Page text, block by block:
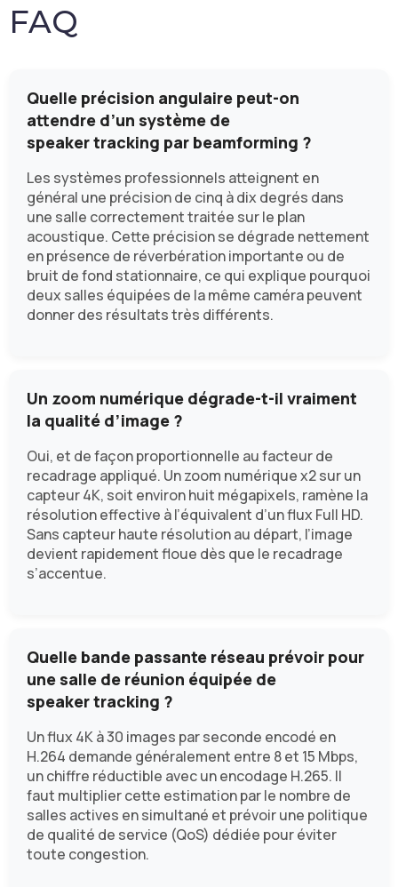
FAQ
Quelle précision angulaire peut-on
attendre d’un système de
speaker tracking par beamforming ?
Les systèmes professionnels atteignent en
général une précision de cinq à dix degrés dans
une salle correctement traitée sur le plan
acoustique. Cette précision se dégrade nettement
en présence de réverbération importante ou de
bruit de fond stationnaire, ce qui explique pourquoi
deux salles équipées de la même caméra peuvent
donner des résultats très différents.
Un zoom numérique dégrade-t-il vraiment
la qualité d’image ?
Oui, et de façon proportionnelle au facteur de
recadrage appliqué. Un zoom numérique x2 sur un
capteur 4K, soit environ huit mégapixels, ramène la
résolution effective à l’équivalent d’un flux Full HD.
Sans capteur haute résolution au départ, l’image
devient rapidement floue dès que le recadrage
s’accentue.
Quelle bande passante réseau prévoir pour
une salle de réunion équipée de
speaker tracking ?
Un flux 4K à 30 images par seconde encodé en
H.264 demande généralement entre 8 et 15 Mbps,
un chiffre réductible avec un encodage H.265. Il
faut multiplier cette estimation par le nombre de
salles actives en simultané et prévoir une politique
de qualité de service (QoS) dédiée pour éviter
toute congestion.